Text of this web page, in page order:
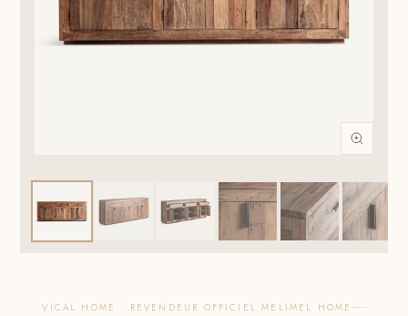
VICAL HOME · REVENDEUR OFFICIEL MELIMEL HOME